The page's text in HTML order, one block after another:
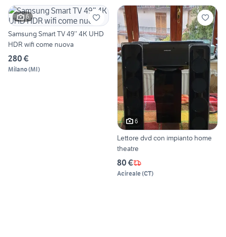
6
Samsung Smart TV 49’’ 4K UHD
HDR wifi come nuova
280 €
Milano(MI)
6
Lettore dvd con impianto home
theatre
80 €
Acireale(CT)